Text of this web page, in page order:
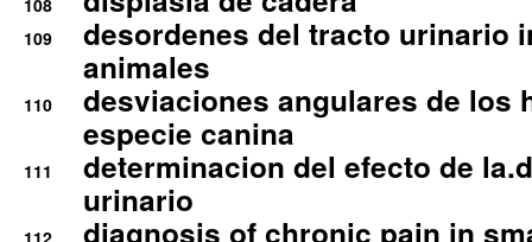
108
109
desordenes del tracto urinario
animales
110
desviaciones angulares de los
especie canina
111
determinacion del efecto de
urinario
112 diagnosis of chronic pain in